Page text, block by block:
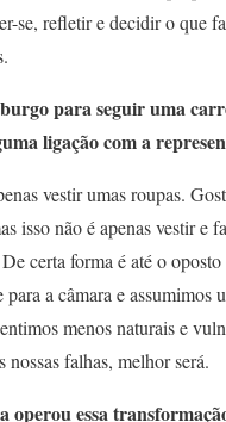
se, refletir e decidir o que
para seguir uma
ligação com a
vestir umas roupas.
isso não é apenas vestir e
certa forma é até o
para a câmara e assumimos
menos naturais e
nossas falhas, melhor será.
operou essa